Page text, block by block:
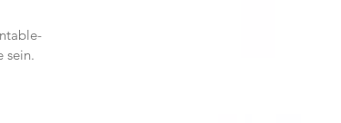
sein.